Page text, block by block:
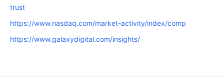
trust
https://www.nasdaq.com/market-activity/index/comp
https://www.galaxydigital.com/insights/